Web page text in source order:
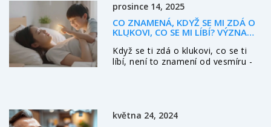
prosince 14, 2025
CO ZNAMENÁ, KDYŽ SE MI ZDÁ O
KLUKOVI, CO SE MI LÍBÍ? VÝZNAM
EMOCEMI
Když se ti zdá o klukovi, co se ti
líbí, není to znamení od vesmíru -
května 24, 2024